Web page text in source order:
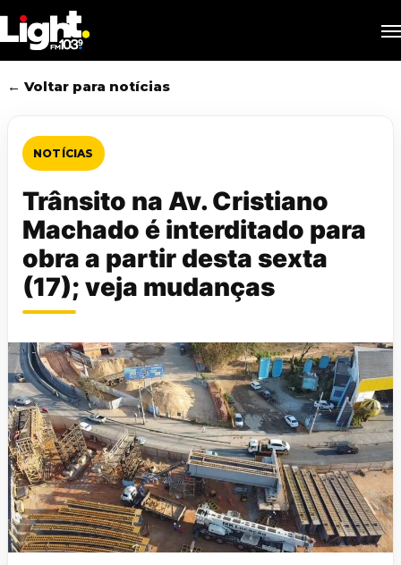
to
main
content
← Voltar para notícias
NOTÍCIAS
Trânsito na Av. Cristiano
Machado é interditado para
obra a partir desta sexta
(17); veja mudanças